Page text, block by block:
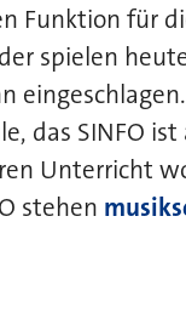
Funktion für
spielen
das SINFO
Unterricht
stehen